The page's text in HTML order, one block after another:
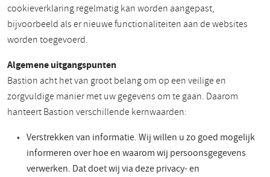
cookieverklaring regelmatig kan worden aangepast,
bijvoorbeeld als er nieuwe functionaliteiten aan de websites
worden toegevoerd.
Algemene uitgangspunten
Bastion acht het van groot belang om op een veilige en
zorgvuldige manier met uw gegevens om te gaan. Daarom
hanteert Bastion verschillende kernwaarden:
Verstrekken van informatie. Wij willen u zo goed mogelijk
informeren over hoe en waarom wij persoonsgegevens
verwerken. Dat doet wij via deze privacy- en